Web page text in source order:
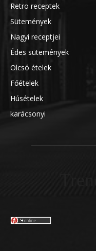
Retro receptek
Sütemények
Nagyi receptjei
Édes sütemények
Olcsó ételek
Főételek
Húsételek
karácsonyi